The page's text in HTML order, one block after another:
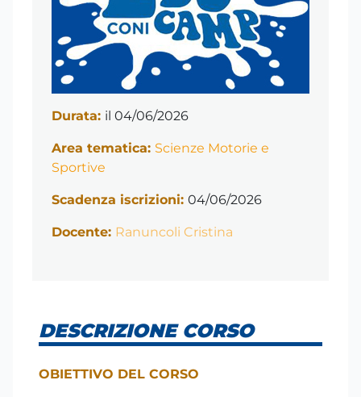
Durata: il 04/06/2026
Area tematica: Scienze Motorie e
Sportive
Scadenza iscrizioni: 04/06/2026
Docente: Ranuncoli Cristina
DESCRIZIONE CORSO
OBIETTIVO DEL CORSO